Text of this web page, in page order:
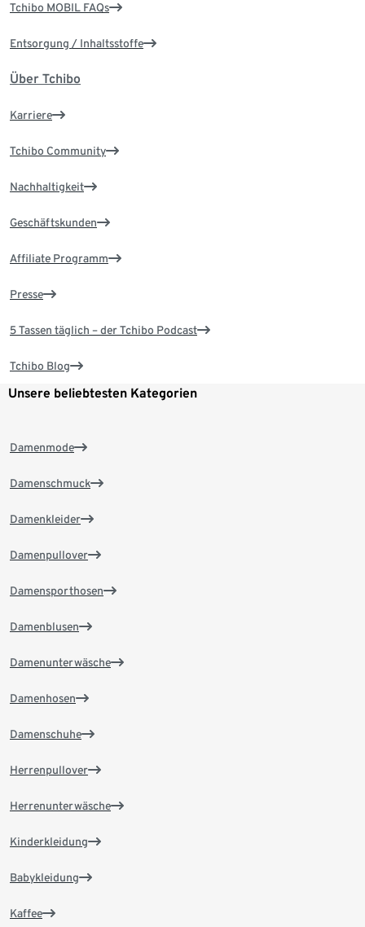
Tchibo MOBIL FAQs
Entsorgung / Inhaltsstoffe
Über Tchibo
Karriere
Tchibo Community
Nachhaltigkeit
Geschäftskunden
Affiliate Programm
Presse
5 Tassen täglich – der Tchibo Podcast
Tchibo Blog
Unsere beliebtesten Kategorien
Damenmode
Damenschmuck
Damenkleider
Damenpullover
Damensporthosen
Damenblusen
Damenunterwäsche
Damenhosen
Damenschuhe
Herrenpullover
Herrenunterwäsche
Kinderkleidung
Babykleidung
Kaffee